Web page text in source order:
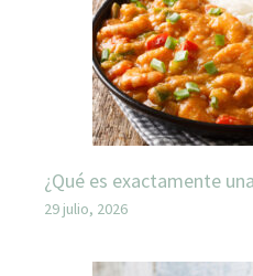
¿Qué es exactamente
29 julio, 2026